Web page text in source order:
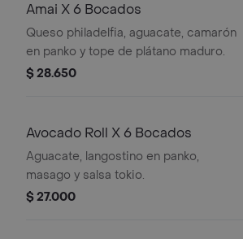
Amai X 6 Bocados
Queso philadelfia, aguacate, camarón
en panko y tope de plátano maduro.
$ 28.650
Avocado Roll X 6 Bocados
Aguacate, langostino en panko,
masago y salsa tokio.
$ 27.000